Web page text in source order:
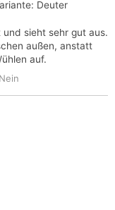
Deuter
sieht sehr gut aus.
außen, anstatt
auf.
Nein